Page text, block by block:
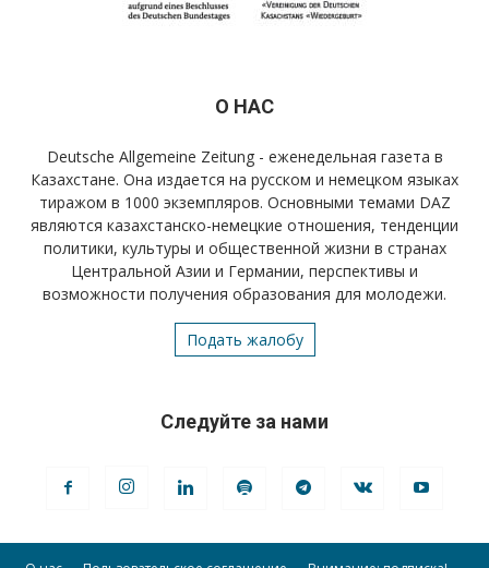
О НАС
Deutsche Allgemeine Zeitung - еженедельная газета в
Казахстане. Она издается на русском и немецком языках
тиражом в 1000 экземпляров. Основными темами DAZ
являются казахстанско-немецкие отношения, тенденции
политики, культуры и общественной жизни в странах
Центральной Азии и Германии, перспективы и
возможности получения образования для молодежи.
Подать жалобу
Следуйте за нами